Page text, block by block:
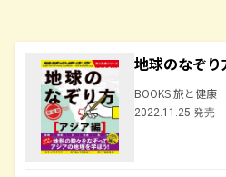
地球のなぞ
BOOKS 旅と健康
2022.11.25 発売